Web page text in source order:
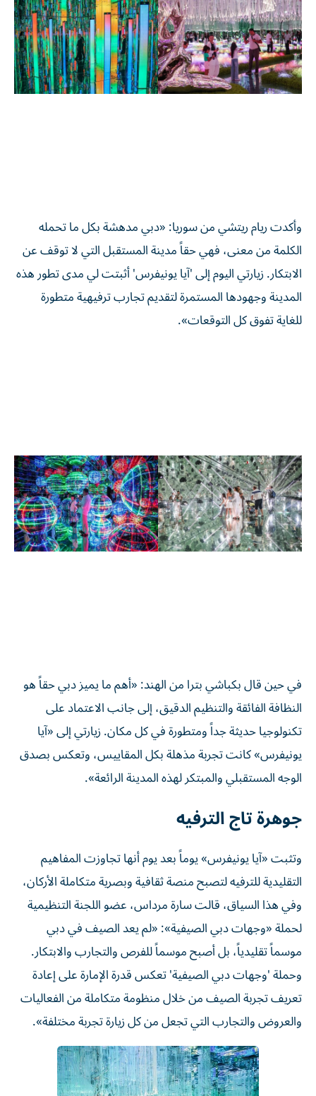
وأكدت ريام ريتشي من سوريا: «دبي مدهشة بكل ما تحمله
الكلمة من معنى، فهي حقاً مدينة المستقبل التي لا توقف عن
الابتكار. زيارتي اليوم إلى 'آيا يونيفرس' أثبتت لي مدى تطور هذه
المدينة وجهودها المستمرة لتقديم تجارب ترفيهية متطورة
للغاية تفوق كل التوقعات».
في حين قال بكباشي بترا من الهند: «أهم ما يميز دبي حقاً هو
النظافة الفائقة والتنظيم الدقيق، إلى جانب الاعتماد على
تكنولوجيا حديثة جداً ومتطورة في كل مكان. زيارتي إلى «آيا
يونيفرس» كانت تجربة مذهلة بكل المقاييس، وتعكس بصدق
الوجه المستقبلي والمبتكر لهذه المدينة الرائعة».
جوهرة تاج الترفيه
وتثبت «آيا يونيفرس» يوماً بعد يوم أنها تجاوزت المفاهيم
التقليدية للترفيه لتصبح منصة ثقافية وبصرية متكاملة الأركان،
وفي هذا السياق، قالت سارة مرداس، عضو اللجنة التنظيمية
لحملة «وجهات دبي الصيفية»: «لم يعد الصيف في دبي
موسماً تقليدياً، بل أصبح موسماً للفرص والتجارب والابتكار.
وحملة 'وجهات دبي الصيفية' تعكس قدرة الإمارة على إعادة
تعريف تجربة الصيف من خلال منظومة متكاملة من الفعاليات
والعروض والتجارب التي تجعل من كل زيارة تجربة مختلفة».